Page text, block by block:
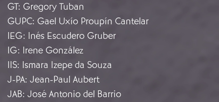
GT: Gregory Tuban
GUPC: Gael Uxío Proupín Cantelar
IEG: Inés Escudero Gruber
IG: Irene González
IIS: Ismara Izepe da Souza
J-PA: Jean-Paul Aubert
JAB: José Antonio del Barrio